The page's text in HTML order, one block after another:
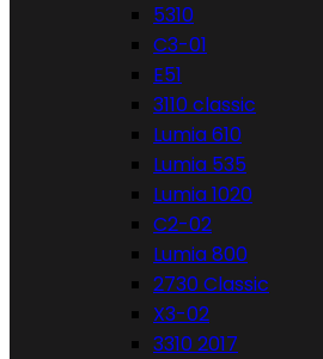
5310
C3-01
E51
3110 classic
Lumia 610
Lumia 535
Lumia 1020
C2-02
Lumia 800
2730 Classic
X3-02
3310 2017